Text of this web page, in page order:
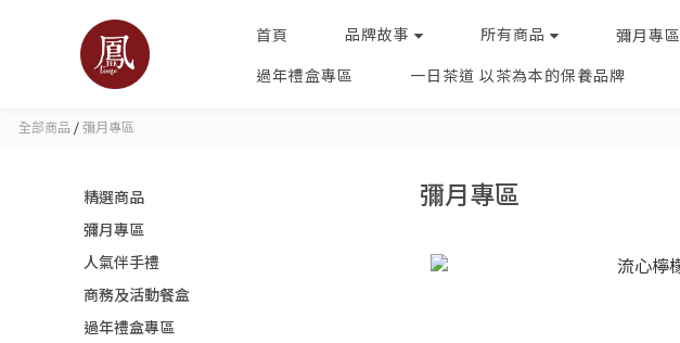
首頁 品牌故事 所有商品 彌月專區
過年禮盒專區 一日茶道 以茶為本的保養品牌
全部商品 / 彌月專區
精選商品
彌月專區
人氣伴手禮
商務及活動餐盒
過年禮盒專區
彌月專區